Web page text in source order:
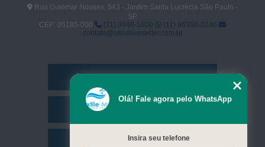
Rua Guiomar Novaes, 543 - Jardim Santa Lucrécia São Paulo -
SP
CEP: 05185-000
(11) 3948-1600
(11) 96358-0246
contato@sltextilemaster.com.br
Missão
Olá! Fale agora pelo WhatsApp
Insira seu telefone